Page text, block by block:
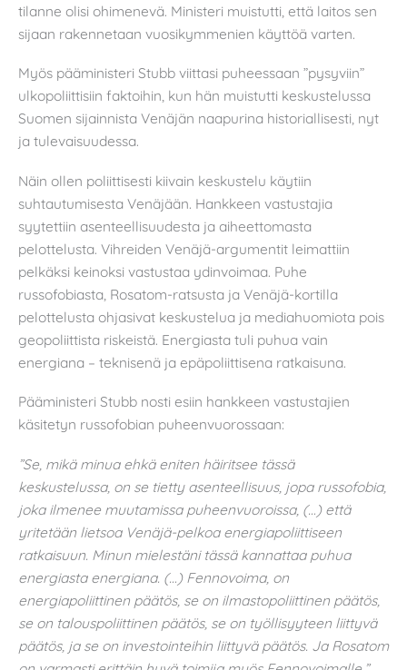
tilanne olisi ohimenevä. Ministeri muistutti, että laitos sen
sijaan rakennetaan vuosikymmenien käyttöä varten.
Myös pääministeri Stubb viittasi puheessaan ”pysyviin”
ulkopoliittisiin faktoihin, kun hän muistutti keskustelussa
Suomen sijainnista Venäjän naapurina historiallisesti, nyt
ja tulevaisuudessa.
Näin ollen poliittisesti kiivain keskustelu käytiin
suhtautumisesta Venäjään. Hankkeen vastustajia
syytettiin asenteellisuudesta ja aiheettomasta
pelottelusta. Vihreiden Venäjä-argumentit leimattiin
pelkäksi keinoksi vastustaa ydinvoimaa. Puhe
russofobiasta, Rosatom-ratsusta ja Venäjä-kortilla
pelottelusta ohjasivat keskustelua ja mediahuomiota pois
geopoliittista riskeistä. Energiasta tuli puhua vain
energiana – teknisenä ja epäpoliittisena ratkaisuna.
Pääministeri Stubb nosti esiin hankkeen vastustajien
käsitetyn russofobian puheenvuorossaan:
”Se, mikä minua ehkä eniten häiritsee tässä
keskustelussa, on se tietty asenteellisuus, jopa russofobia,
joka ilmenee muutamissa puheenvuoroissa, (…) että
yritetään lietsoa Venäjä-pelkoa energiapoliittiseen
ratkaisuun. Minun mielestäni tässä kannattaa puhua
energiasta energiana. (…) Fennovoima, on
energiapoliittinen päätös, se on ilmastopoliittinen päätös,
se on talouspoliittinen päätös, se on työllisyyteen liittyvä
päätös, ja se on investointeihin liittyvä päätös. Ja Rosatom